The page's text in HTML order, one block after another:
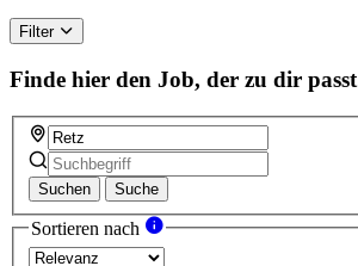
Filter
Finde hier den Job, der zu dir passt
Suchen Suche
Sortieren nach